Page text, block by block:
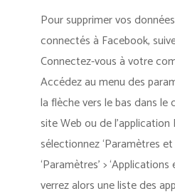
Pour supprimer vos
connectés à Facebook,
Connectez-vous à votre
Accédez au menu des
la flèche vers le bas dans
site Web ou de l’application
sélectionnez ‘Paramètres
‘Paramètres’ >
verrez alors une liste des